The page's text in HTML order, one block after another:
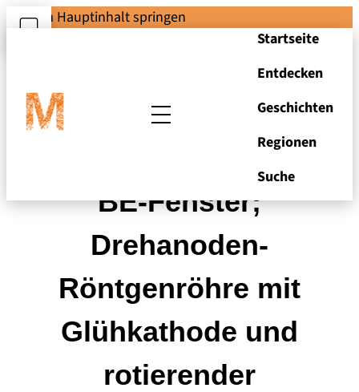
Zum Hauptinhalt springen
Startseite
Entdecken
Geschichten
Regionen
Suche
Röntgenröhre mit
BE-Fenster;
Drehanoden-
Röntgenröhre mit
Glühkathode und
rotierender